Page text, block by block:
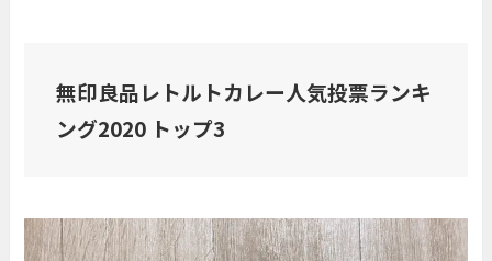
無印良品レトルトカレー人気投票ランキ
ング2020 トップ3